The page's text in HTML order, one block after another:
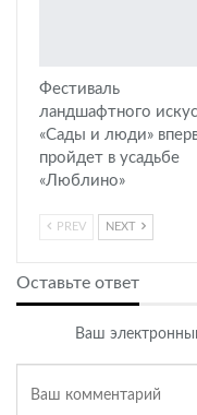
Фестиваль
ландшафтного
«Сады и люди»
пройдет в усадьбе
«Люблино»
PREV NEXT
Оставьте ответ
Ваш